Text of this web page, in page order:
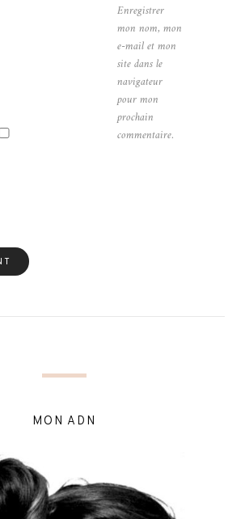
Enregistrer
mon nom, mon
e-mail et mon
site dans le
navigateur
pour mon
prochain
commentaire.
MON ADN